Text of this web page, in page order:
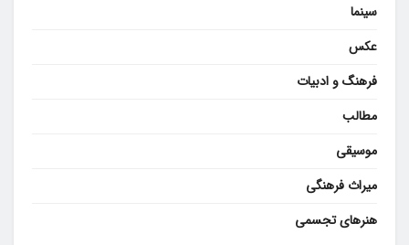
سینما
عکس
فرهنگ و ادبیات
مطالب
موسیقی
میراث فرهنگی
هنرهای تجسمی